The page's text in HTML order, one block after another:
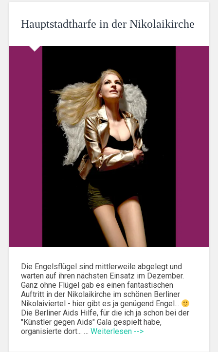
Hauptstadtharfe in der Nikolaikirche
Die Engelsflügel sind mittlerweile abgelegt und
warten auf ihren nächsten Einsatz im Dezember.
Ganz ohne Flügel gab es einen fantastischen
Auftritt in der Nikolaikirche im schönen Berliner
Nikolaiviertel - hier gibt es ja genügend Engel...
Die Berliner Aids Hilfe, für die ich ja schon bei der
"Künstler gegen Aids" Gala gespielt habe,
organisierte dort... … Weiterlesen -->